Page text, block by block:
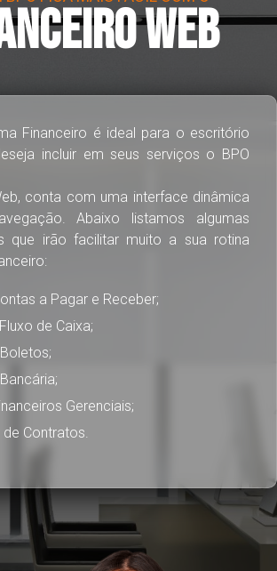
WEB
Financeiro é ideal para o escritório
incluir em seus serviços o BPO
conta com uma interface dinâmica
Abaixo listamos algumas
que irão facilitar muito a sua rotina
a Pagar e Receber;
de Caixa;
Gerenciais;
Contratos.